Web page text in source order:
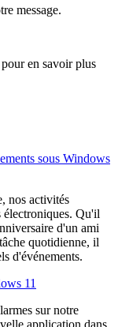
message.
en savoir plus
sous Windows
nos activités
électroniques. Qu'il
d'un ami
quotidienne, il
d'événements.
11
sur notre
application dans